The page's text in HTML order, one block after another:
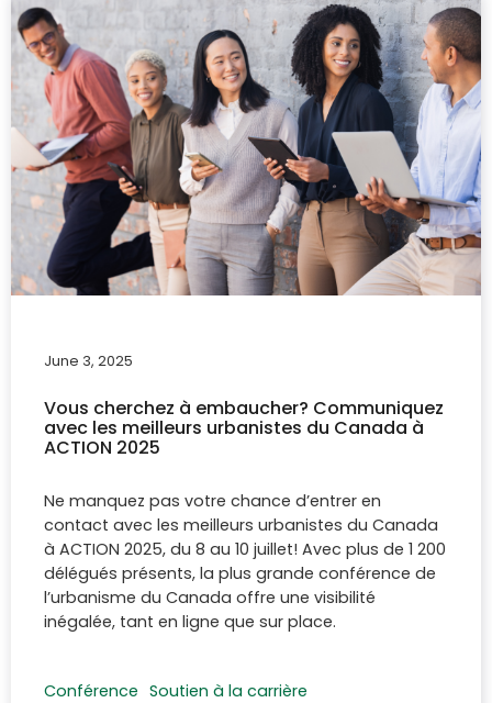
June 3, 2025
Vous cherchez à embaucher? Communiquez
avec les meilleurs urbanistes du Canada à
ACTION 2025
Ne manquez pas votre chance d’entrer en
contact avec les meilleurs urbanistes du Canada
à ACTION 2025, du 8 au 10 juillet! Avec plus de 1 200
délégués présents, la plus grande conférence de
l’urbanisme du Canada offre une visibilité
inégalée, tant en ligne que sur place.
Conférence Soutien à la carrière